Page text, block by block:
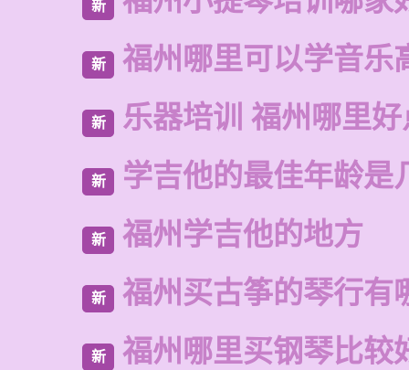
新
新 福州哪里可以学音乐
新 乐器培训 福州哪里
新 学吉他的最佳年龄是
新 福州学吉他的地方
新 福州买古筝的琴行有
新 福州哪里买钢琴比较